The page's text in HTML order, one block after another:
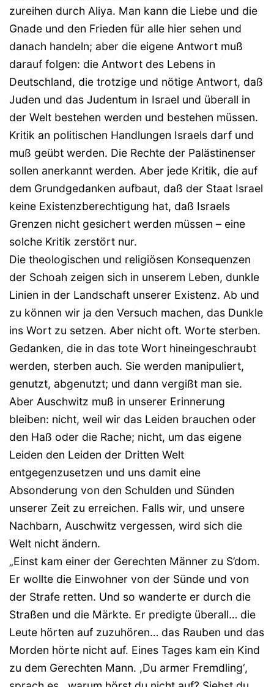
zureihen durch Aliya. Man kann die Liebe und die
Gnade und den Frieden für alle hier sehen und
danach handeln; aber die eigene Antwort muß
darauf folgen: die Antwort des Lebens in
Deutschland, die trotzige und nötige Antwort, daß
Juden und das Judentum in Israel und überall in
der Welt bestehen werden und bestehen müssen.
Kritik an politischen Handlungen Israels darf und
muß geübt werden. Die Rechte der Palästinenser
sollen anerkannt werden. Aber jede Kritik, die auf
dem Grundgedanken aufbaut, daß der Staat Israel
keine Existenzberechtigung hat, daß Israels
Grenzen nicht gesichert werden müssen – eine
solche Kritik zerstört nur.
Die theologischen und religiösen Konsequenzen
der Schoah zeigen sich in unserem Leben, dunkle
Linien in der Landschaft unserer Existenz. Ab und
zu können wir ja den Versuch machen, das Dunkle
ins Wort zu setzen. Aber nicht oft. Worte sterben.
Gedanken, die in das tote Wort hineingeschraubt
werden, sterben auch. Sie werden manipuliert,
genutzt, abgenutzt; und dann vergißt man sie.
Aber Auschwitz muß in unserer Erinnerung
bleiben: nicht, weil wir das Leiden brauchen oder
den Haß oder die Rache; nicht, um das eigene
Leiden den Leiden der Dritten Welt
entgegenzusetzen und uns damit eine
Absonderung von den Schulden und Sünden
unserer Zeit zu erreichen. Falls wir, und unsere
Nachbarn, Auschwitz vergessen, wird sich die
Welt nicht ändern.
„Einst kam einer der Gerechten Männer zu S’dom.
Er wollte die Einwohner von der Sünde und von
der Strafe retten. Und so wanderte er durch die
Straßen und die Märkte. Er predigte überall… die
Leute hörten auf zuzuhören… das Rauben und das
Morden hörte nicht auf. Eines Tages kam ein Kind
zu dem Gerechten Mann. ,Du armer Fremdling‘,